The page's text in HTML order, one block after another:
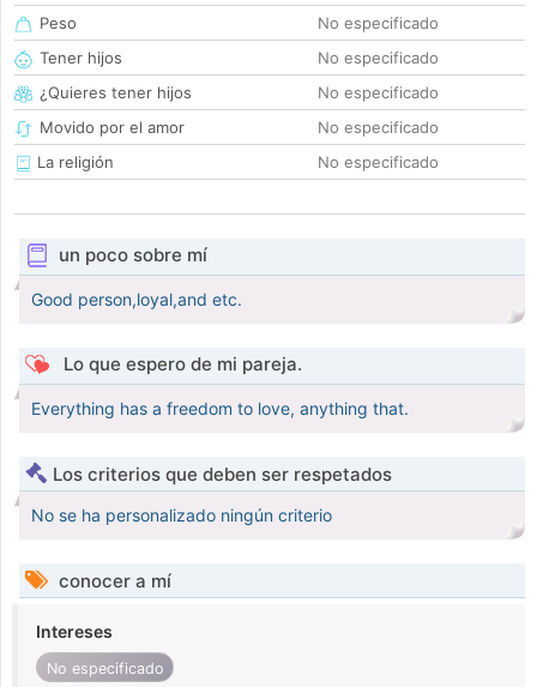
Peso
No especificado
Tener hijos
No especificado
¿Quieres tener hijos
No especificado
Movido por el amor
No especificado
La religión
No especificado
un poco sobre mí
Good person,loyal,and etc.
Lo que espero de mi pareja.
Everything has a freedom to love, anything that.
Los criterios que deben ser respetados
No se ha personalizado ningún criterio
conocer a mí
Intereses
No especificado